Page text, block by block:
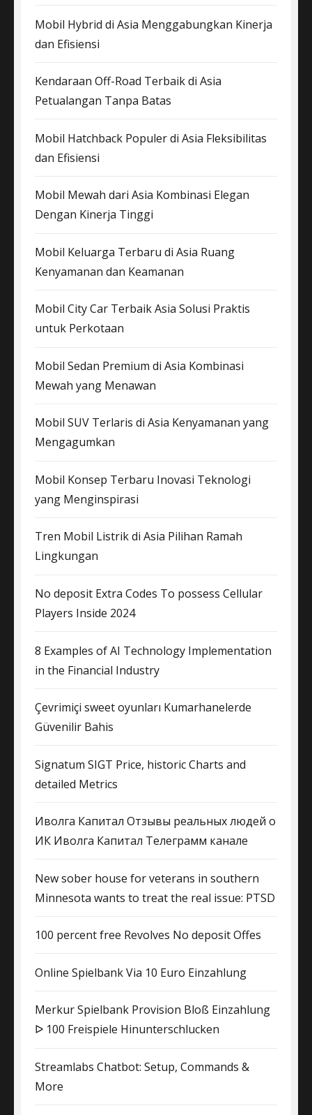
Mobil Hybrid di Asia Menggabungkan Kinerja
dan Efisiensi
Kendaraan Off-Road Terbaik di Asia
Petualangan Tanpa Batas
Mobil Hatchback Populer di Asia Fleksibilitas
dan Efisiensi
Mobil Mewah dari Asia Kombinasi Elegan
Dengan Kinerja Tinggi
Mobil Keluarga Terbaru di Asia Ruang
Kenyamanan dan Keamanan
Mobil City Car Terbaik Asia Solusi Praktis
untuk Perkotaan
Mobil Sedan Premium di Asia Kombinasi
Mewah yang Menawan
Mobil SUV Terlaris di Asia Kenyamanan yang
Mengagumkan
Mobil Konsep Terbaru Inovasi Teknologi
yang Menginspirasi
Tren Mobil Listrik di Asia Pilihan Ramah
Lingkungan
No deposit Extra Codes To possess Cellular
Players Inside 2024
8 Examples of AI Technology Implementation
in the Financial Industry
Çevrimiçi sweet oyunları Kumarhanelerde
Güvenilir Bahis
Signatum SIGT Price, historic Charts and
detailed Metrics
Иволга Капитал Отзывы реальных людей о
ИК Иволга Капитал Телеграмм канале
New sober house for veterans in southern
Minnesota wants to treat the real issue: PTSD
100 percent free Revolves No deposit Offes
Online Spielbank Via 10 Euro Einzahlung
Merkur Spielbank Provision Bloß Einzahlung
ᐅ 100 Freispiele Hinunterschlucken
Streamlabs Chatbot: Setup, Commands &
More